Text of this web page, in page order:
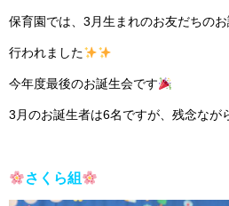
保育園では、3月生まれのお友だちの
行われました
今年度最後のお誕生会です
3月のお誕生者は6名ですが、残念なが
さくら組